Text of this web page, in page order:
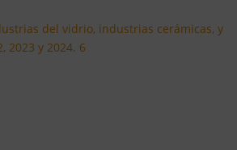
del vidrio, industrias cerámicas, y
2023 y 2024. 6